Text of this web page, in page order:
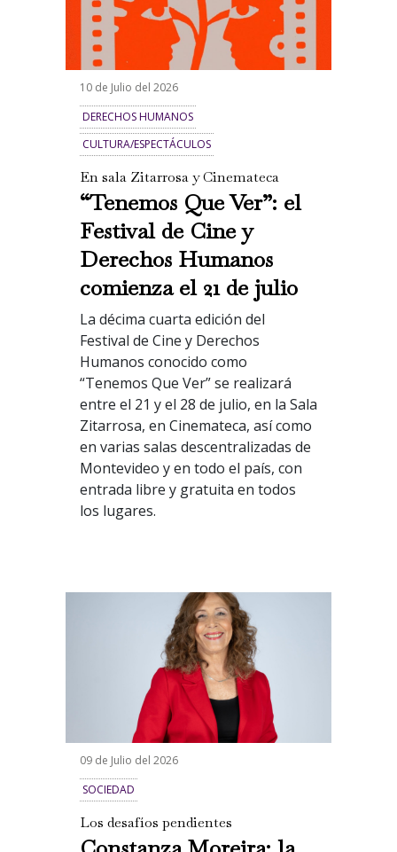
10 de Julio del 2026
DERECHOS HUMANOS
CULTURA/ESPECTÁCULOS
En sala Zitarrosa y Cinemateca
“Tenemos Que Ver”: el
Festival de Cine y
Derechos Humanos
comienza el 21 de julio
La décima cuarta edición del
Festival de Cine y Derechos
Humanos conocido como
“Tenemos Que Ver” se realizará
entre el 21 y el 28 de julio, en la Sala
Zitarrosa, en Cinemateca, así como
en varias salas descentralizadas de
Montevideo y en todo el país, con
entrada libre y gratuita en todos
los lugares.
09 de Julio del 2026
SOCIEDAD
Los desafíos pendientes